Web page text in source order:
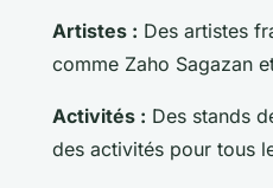
Artistes : Des artistes
comme Zaho Sagazan
Activités : Des stands
des activités pour tous